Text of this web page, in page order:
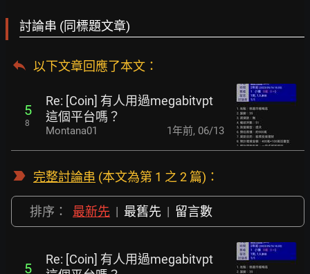
討論串 (同標題文章)
以下文章回應了本文 ：
5
8
Re: [Coin] 有人用過megabitvpt
這個平台嗎？
Montana01 1年前, 06/13
完整討論串 (本文為第 1 之 2 篇)：
排序： 最新先 | 最舊先 | 留言數
5
Re: [Coin] 有人用過megabitvpt